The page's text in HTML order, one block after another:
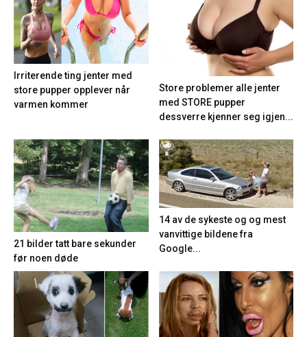
Irriterende ting jenter med
store pupper opplever når
varmen kommer
Store problemer alle jenter
med STORE pupper
dessverre kjenner seg igjen...
21 bilder tatt bare sekunder
før noen døde
14 av de sykeste og og mest
vanvittige bildene fra
Google...